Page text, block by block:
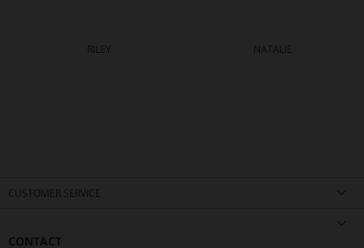
RILEY NATALIE
CUSTOMER SERVICE
CONTACT